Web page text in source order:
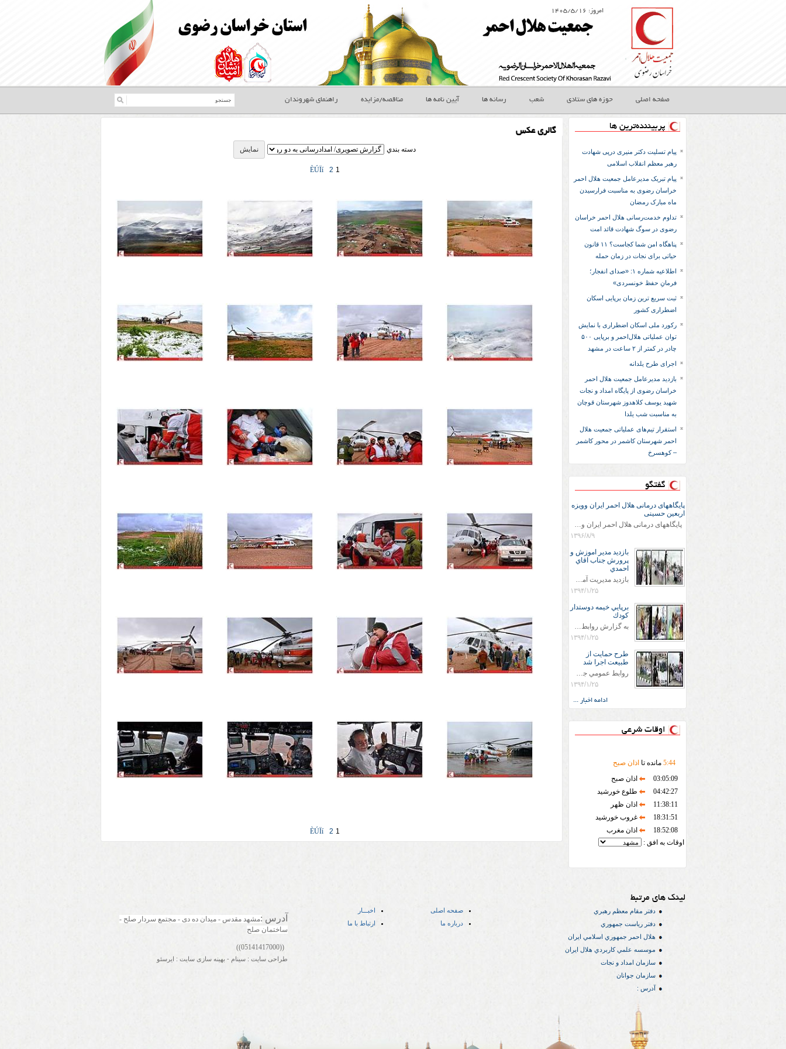
امروز: ۱۴۰۵/۵/۱۶
صفحه اصلی حوزه های ستادی شعب رسانه ها آیین نامه ها مناقصه/مزایده راهنمای شهروندان
پربیننده‌ترین ها
پیام تسلیت دکتر منیری درپی شهادت
رهبر معظم انقلاب اسلامی
پیام تبریک مدیرعامل جمعیت هلال احمر
خراسان رضوی به مناسبت فرارسیدن
ماه مبارک رمضان
تداوم خدمت‌رسانی هلال احمر خراسان
رضوی در سوگ شهادت قائد امت
پناهگاه امن شما کجاست؟ ۱۱ قانون
حیاتی برای نجات در زمان حمله
اطلاعیه شماره ۱: «صدای انفجار؛
فرمانِ حفظ خونسردی»
ثبت سریع‌ ترین زمان برپایی اسکان
اضطراری کشور
رکورد ملی اسکان اضطراری با نمایش
توان عملیاتی هلال‌احمر و برپایی ۵۰۰
چادر در کمتر از ۲ ساعت در مشهد
اجرای طرح یلدانه
بازدید مدیرعامل جمعیت هلال احمر
خراسان رضوی از پایگاه امداد و نجات
شهید یوسف کلاهدوز شهرستان قوچان
به مناسبت شب یلدا
استقرار تیم‌های عملیاتی جمعیت هلال
احمر شهرستان کاشمر در محور کاشمر
– کوهسرخ
گفتگو
پایگاههای درمانی هلال احمر ایران وویزه
اربعین حسینی
پایگاههای درمانی هلال احمر ایران وویزه اربعین حسینی
۱۳۹۶/۸/۹
بازديد مدير اموزش و
پرورش جناب اقاي
احمدي
بازديد مديريت آموزش و پروش جناب اقاي احمدي به همراه اعضاي ستاد اسكان آموزش و پروش شهرستان سرخس در ساعت 11:30 در مورخه 11/1/1394 صورت گرفت و مسئولین با حضور در پست مسافرين نوروزی كه جمعیت هلال احمر شهرستان از نزدیک در جریان روند اجرای طرح های قرار گرفتند .
۱۳۹۴/۱/۲۵
برپايي خيمه دوستدار
كودك
به گزارش روابط عمومي جمعيت هلال احمر شهرستان سرخس علاوه بر اجرای خدمات امدادی، راهنمایی های گردشگری و موقعیت های جغرافیایی و برپایی چادرهای سلامت به منظور سنجش رایگان فشار و قندخون مسافران، ، خيمه هايي.با عنوان دوستدار کودک تجهیزشده که دراین فضا کودکان مراجعه کننده از طریق نقاشی و سایر هنرهای تجسمی با مفاهیم جمعیت هلال احمر و اصول هفتگانه آن آشنا می شوند. به دليل حضور چشم گير كودكان و خانواده ها سعی شده در قالب های متناسب با سنین کودکان مراجعه کنند
۱۳۹۴/۱/۲۵
طرح حمايت از
طبيعت اجرا شد
روابط عمومي جمعيت هلال احمر سرخس جمعيت هلال احمر سرخس در روز طبيعت جوانان جمعيت هلال احمر سرخس در راستاي حفاظت و حمايت از محيط زيست با انگيزه داشتن طبيعت زيبا و بدون زباله و جهت فرهنگ سازي طرح حمايت از طبيعت را اجرا نمودند. اين طرح با رويكرد حمايتي و اموزشي در خصوص اشتي باطبيعت اجرا شد و در اين طرح 700 عدد كيسه زباله وبروشور در خروجي هاي شهر بين همشهريان و مسافرين نوروزي توزيع گرديد و در راه بازگشت كيسه هاي زباله توسط همشهريان به مامورين محترم شهرداري مستقر در ورودي شهر
۱۳۹۴/۱/۲۵
ادامه اخبار ...
اوقات شرعی
5:44 مانده تا اذان صبح
03:05:09
اذان صبح
04:42:27
طلوع خورشید
11:38:11
اذان ظهر
18:31:51
غروب خورشید
18:52:08
اذان مغرب
اوقات به افق :
گالری عکس
دسته بندي
1
2
ÈÚÏí
1
2
ÈÚÏí
لینک های مرتبط
دفتر مقام معظم رهبري
دفتر رياست جمهوري
هلال احمر جمهوري اسلامي ايران
موسسه علمي كاربردي هلال ایران
سازمان امداد و نجات
سازمان جوانان
آدرس :
صفحه اصلی
اخبـــار
درباره ما
ارتباط با ما آدرس :
ساختمان صلح
((05141417000))
طراحی سایت : سینام - بهینه سازی سایت : ایرسئو